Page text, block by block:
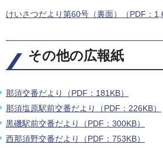
けいさつだより第60号（裏面）（PDF：
その他の広報紙
那須交番だより（PDF：181KB）
那須塩原駅前交番だより（PDF：226KB）
黒磯駅前交番だより（PDF：300KB）
西那須野交番だより（PDF：753KB）